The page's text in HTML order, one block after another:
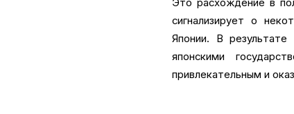
Это расхождение в
сигнализирует о
Японии. В
японскими
привлекательным и